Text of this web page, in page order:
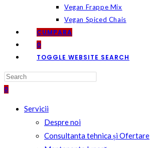
Vegan Frappe Mix
Vegan Spiced Chais
CUMPARA
0
TOGGLE WEBSITE SEARCH
0
Servicii
Despre noi
Consultanta tehnica și Ofertare